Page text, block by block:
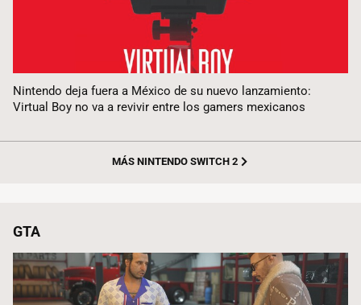
Nintendo deja fuera a México de su nuevo lanzamiento:
Virtual Boy no va a revivir entre los gamers mexicanos
MÁS NINTENDO SWITCH 2
GTA